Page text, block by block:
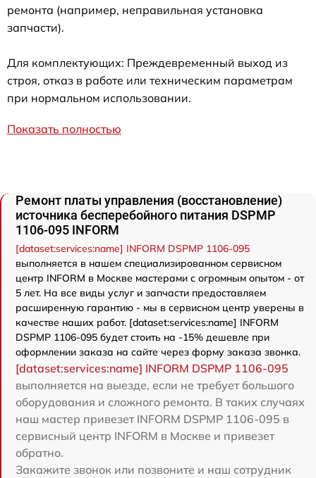
ремонта (например, неправильная установка
запчасти).
Для комплектующих: Преждевременный выход из
строя, отказ в работе или техническим параметрам
при нормальном использовании.
Показать полностью
Ремонт платы управления (восстановление)
источника бесперебойного питания DSPMP
1106-095 INFORM
[dataset:services:name] INFORM DSPMP 1106-095
выполняется в нашем специализированном сервисном
центр INFORM в Москве мастерами с огромным опытом - от
5 лет. На все виды услуг и запчасти предоставляем
расширенную гарантию - мы в сервисном центр уверены в
качестве наших работ. [dataset:services:name] INFORM
DSPMP 1106-095 будет стоить на -15% дешевле при
оформлении заказа на сайте через форму заказа звонка.
[dataset:services:name] INFORM DSPMP 1106-095
выполняется на выезде, если не требует большого
оборудования и сложного ремонта. В таких случаях
наш мастер привезет INFORM DSPMP 1106-095 в
сервисный центр INFORM в Москве и привезет
обратно.
Закажите звонок или позвоните и наш сотрудник